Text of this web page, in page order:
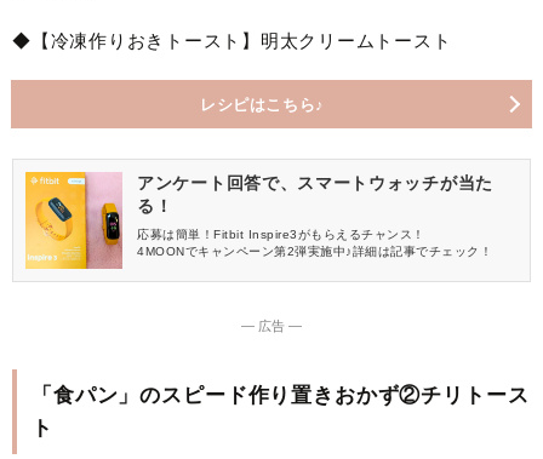
◆【冷凍作りおきトースト】明太クリームトースト
レシピはこちら♪
アンケート回答で、スマートウォッチが当た
る！
応募は簡単！Fitbit Inspire3がもらえるチャンス！
4MOONでキャンペーン第2弾実施中♪詳細は記事でチェック！
― 広告 ―
「食パン」のスピード作り置きおかず②チリトース
ト